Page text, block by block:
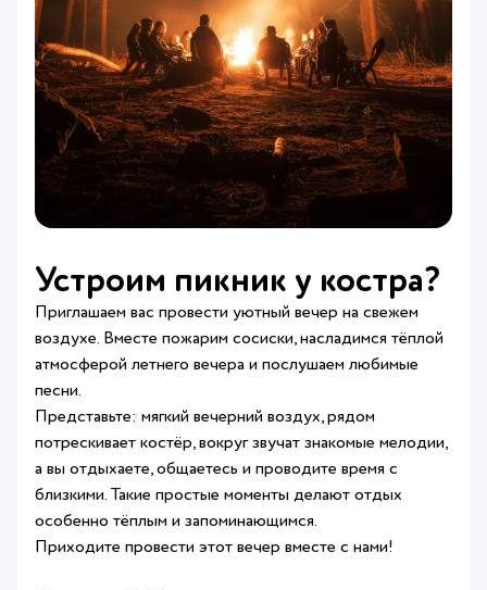
Устроим пикник у костра?
Приглашаем вас провести уютный вечер на свежем
воздухе. Вместе пожарим сосиски, насладимся тёплой
атмосферой летнего вечера и послушаем любимые
песни.
Представьте: мягкий вечерний воздух, рядом
потрескивает костёр, вокруг звучат знакомые мелодии,
а вы отдыхаете, общаетесь и проводите время с
близкими. Такие простые моменты делают отдых
особенно тёплым и запоминающимся.
Приходите провести этот вечер вместе с нами!